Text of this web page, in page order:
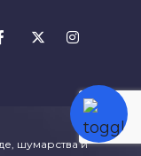
шумарства и